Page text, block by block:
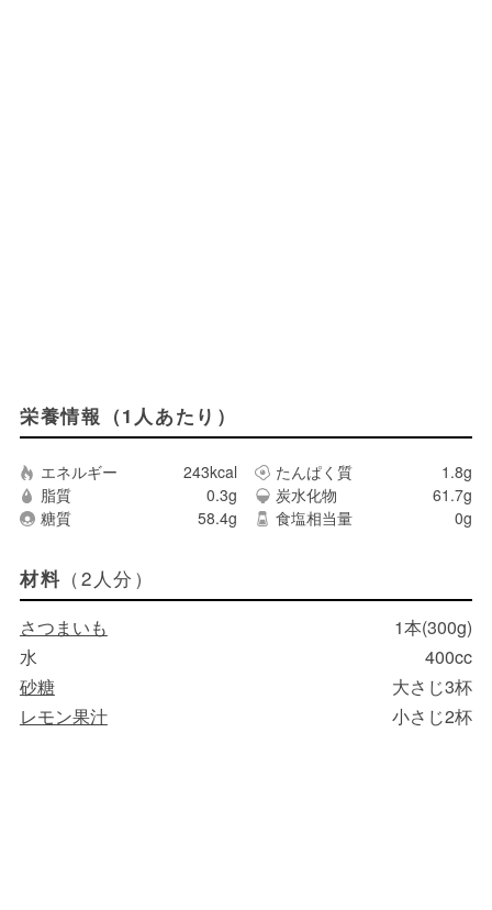
栄養情報（1人あたり）
エネルギー 243kcal たんぱく質
1.8g
脂質
0.3g 炭水化物
61.7g
糖質
58.4g 食塩相当量 0g
材料 （2人分）
さつまいも
1本(300g)
水
400cc
砂糖
大さじ3杯
レモン果汁
小さじ2杯